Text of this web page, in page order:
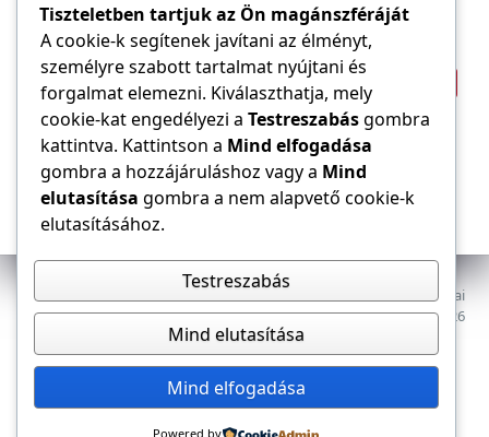
Villámvédelem
Világítástechnika Áramfogyasztás
Áramszolgáltató Építőipar átviteli hálózat
Az E-VILLAMOS szaklap a Magyar Mérnöki Kamara Elektrotechnikai
Tagozatának lapja. Minden jog fenntartva, © 2009–2026
Dokumentumok Tagozat
Tiszteletben tartjuk az Ön magánszféráját
A cookie-k segítenek javítani az élményt,
személyre szabott tartalmat nyújtani és
forgalmat elemezni. Kiválaszthatja, mely
cookie-kat engedélyezi a Testreszabásgombra
kattintva. Kattintson a Mind elfogadása
gombra a hozzájáruláshoz vagy a Mind
elutasítása gombra a nem alapvető cookie-k
elutasításához.
Testreszabás
Mind elutasítása
Mind elfogadása
Powered by